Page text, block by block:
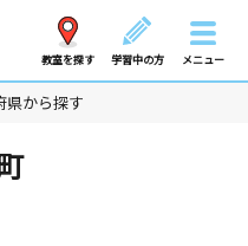
教室を探す 学習中の方 メニュー
県から探す